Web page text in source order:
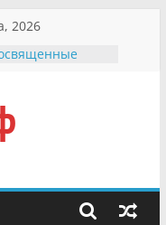
2026
округа»
Интернет